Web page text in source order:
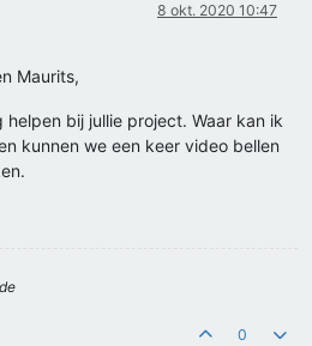
8 okt. 2020 10:47
Maurits,
bij jullie project. Waar kan ik
kunnen we een keer video bellen
0